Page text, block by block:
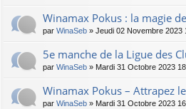
Winamax Pokus : la magie
par WinaSeb » Jeudi 02 Novembre 2023
5e manche de la Ligue des
par WinaSeb » Mardi 31 Octobre 2023
Winamax Pokus – Attrapez
par WinaSeb » Mardi 31 Octobre 2023